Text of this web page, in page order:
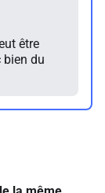
être
bien du